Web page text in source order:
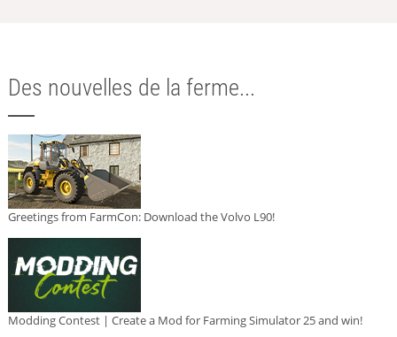
Des nouvelles de la ferme...
Greetings from FarmCon: Download the Volvo L90!
Modding Contest | Create a Mod for Farming Simulator 25 and win!